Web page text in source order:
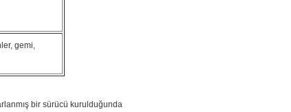
gemi,
bir sürücü kurulduğunda